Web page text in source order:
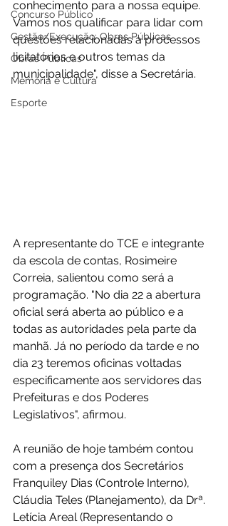
Concurso Público
Gestão/Execução: Obras Públicas
Obras Públicas
Memória e Cultura
Esporte
conhecimento para a nossa equipe.
Vamos nos qualificar para lidar com
questões relacionadas a processos
licitatórios e outros temas da
municipalidade", disse a Secretária.
A representante do TCE e integrante
da escola de contas, Rosimeire
Correia, salientou como será a
programação. "No dia 22 a abertura
oficial será aberta ao público e a
todas as autoridades pela parte da
manhã. Já no período da tarde e no
dia 23 teremos oficinas voltadas
especificamente aos servidores das
Prefeituras e dos Poderes
Legislativos", afirmou.
A reunião de hoje também contou
com a presença dos Secretários
Franquiley Dias (Controle Interno),
Cláudia Teles (Planejamento), da Drª.
Letícia Areal (Representando o